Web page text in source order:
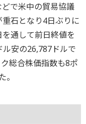
で米中の貿易協議
石となり4日ぶりに
通して前日終値を
安の26,787ドルで
総合株価指数も8ポ